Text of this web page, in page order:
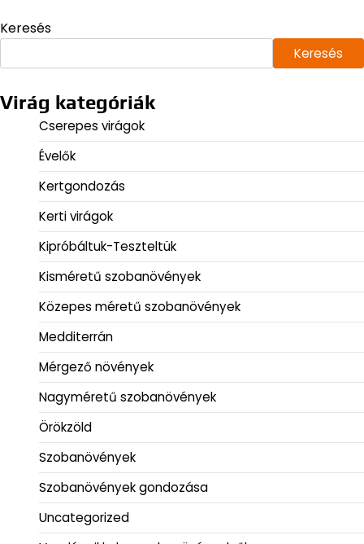
Keresés
Keresés
Virág kategóriák
Cserepes virágok
Évelők
Kertgondozás
Kerti virágok
Kipróbáltuk-Teszteltük
Kisméretű szobanövények
Közepes méretű szobanövények
Medditerrán
Mérgező növények
Nagyméretű szobanövények
Örökzöld
Szobanövények
Szobanövények gondozása
Uncategorized